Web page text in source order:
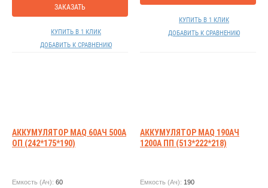
ЗАКАЗАТЬ
КУПИТЬ В 1 КЛИК
ДОБАВИТЬ К СРАВНЕНИЮ
КУПИТЬ В 1 КЛИК
ДОБАВИТЬ К СРАВНЕНИЮ
АККУМУЛЯТОР MAQ 60АЧ 500А
ОП (242*175*190)
Емкость (Ач): 60
АККУМУЛЯТОР MAQ 190АЧ
1200А ПП (513*222*218)
Емкость (Ач): 190